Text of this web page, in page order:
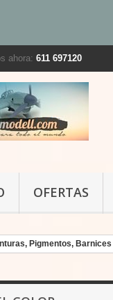
ahora: 611 697120
OFERTAS
Pigmentos,